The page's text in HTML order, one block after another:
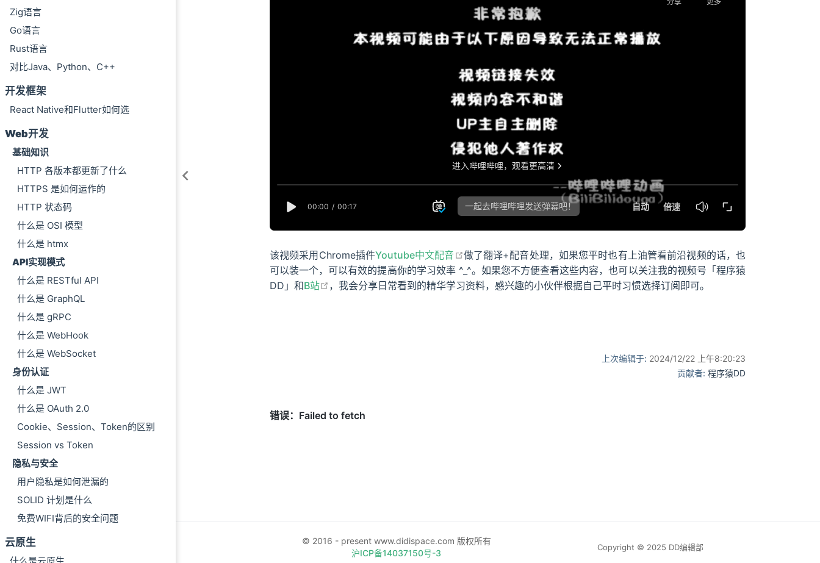
Zig语言
Go语言
Rust语言
对比Java、Python、C++
开发框架
React Native和Flutter如何选
Web开发
基础知识
HTTP 各版本都更新了什么
HTTPS 是如何运作的
HTTP 状态码
什么是 OSI 模型
什么是 htmx
API实现模式
什么是 RESTful API
什么是 GraphQL
什么是 gRPC
什么是 WebHook
什么是 WebSocket
身份认证
什么是 JWT
什么是 OAuth 2.0
Cookie、Session、Token的区别
Session vs Token
隐私与安全
用户隐私是如何泄漏的
SOLID 计划是什么
免费WIFI背后的安全问题
云原生
该视频采用Chrome插件Youtube中文配音 open in new window
做了翻译+配音处理，如果您平时也有上油管看前沿视频的话，也
可以装一个，可以有效的提高你的学习效率 ^_^。如果您不方便查看这些内容，也可以关注我的视频号「程序猿
DD」和B站 open in new window
，我会分享日常看到的精华学习资料，感兴趣的小伙伴根据自己平时习惯选择订阅即可。
上次编辑于: 2024/12/22 上午8:20:23
贡献者: 程序猿DD
© 2016 - present www.didispace.com 版权所有
沪ICP备14037150号-3
Copyright © 2025 DD编辑部